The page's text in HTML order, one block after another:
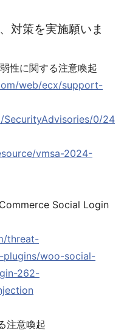
対策を実施願いま
性に関する注意喚起
web/ecx/support-
0/24
vmsa-2024-
Social Login
threat-
plugins/woo-social-
262-
注意喚起